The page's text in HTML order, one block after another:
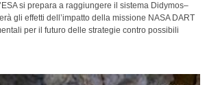
si prepara a raggiungere il sistema Didymos–
gli effetti dell’impatto della missione NASA DART
per il futuro delle strategie contro possibili